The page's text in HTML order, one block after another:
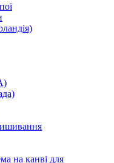
на канві для